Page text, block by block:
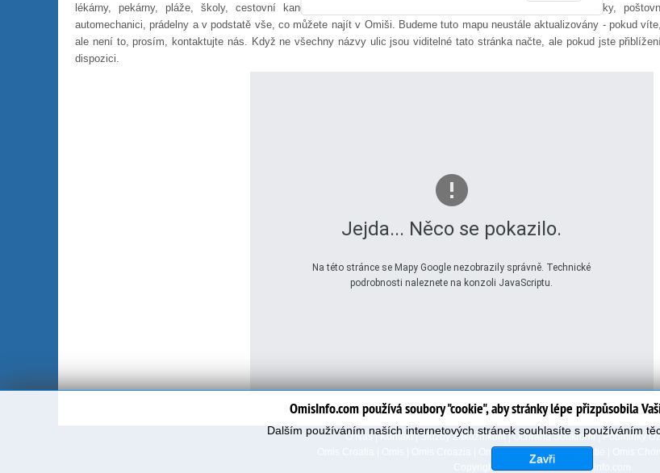
lékárny, pekárny, pláže, školy, cestovní kanceláře, snack bary, kostely, řemeslníky, autobusové zastávky,
automechanici, prádelny a v podstatě vše, co můžete najít v Omiši. Budeme tuto mapu neustále aktualizovány - pokud
ale není to, prosím, kontaktujte nás. Když ne všechny názvy ulic jsou viditelné tato stránka načte, ale pokud jste
dispozici.
Jejda... Něco se pokazilo.
Na této stránce se Mapy Google nezobrazily správně. Technické
podrobnosti naleznete na konzoli JavaScriptu.
OmisInfo.com používá soubory "cookie", aby stránky lépe přizpůsobila
Dalším používáním naších internetových stránek souhlasíte s používáním
Zavři
O Nas|Kontakt|Služby Zákazníkům|Ochrana Soukromi|Podminky
Omis Kroatien Omis Croatie
Copyright 2006-2023www.omisinfo.com